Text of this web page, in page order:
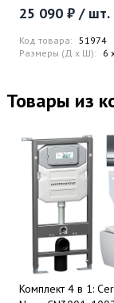
25 090 ₽ / шт.
Код товара: 51974
Размеры (Д x Ш): 6
Товары из
Комплект 4 в 1: